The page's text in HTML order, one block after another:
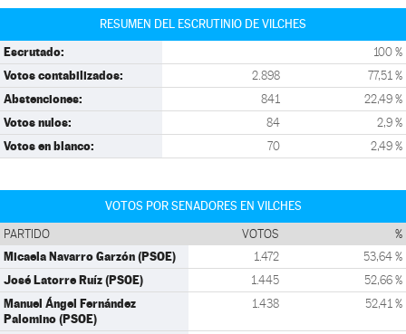
RESUMEN DEL ESCRUTINIO DE VILCHES
Escrutado: 100 %
Votos contabilizados: 2.898 77,51 %
Abstenciones: 841 22,49 %
Votos nulos: 84 2,9 %
Votos en blanco: 70 2,49 %
VOTOS POR SENADORES EN VILCHES
PARTIDO VOTOS %
Micaela Navarro Garzón (PSOE) 1.472 53,64 %
José Latorre Ruíz (PSOE) 1.445 52,66 %
Manuel Ángel Fernández
Palomino (PSOE)
1.438 52,41 %